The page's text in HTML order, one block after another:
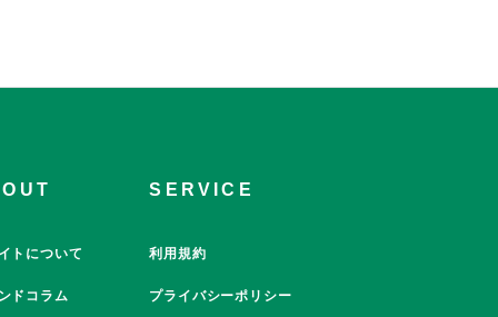
トについて
ドコラム
SERVICE
利用規約
プライバシーポリシー